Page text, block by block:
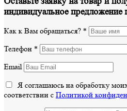
индивидуальное предложение
Как к Вам обращаться? *
Телефон *
Email
Я соглашаюсь на обработку
соответствии с Политикой